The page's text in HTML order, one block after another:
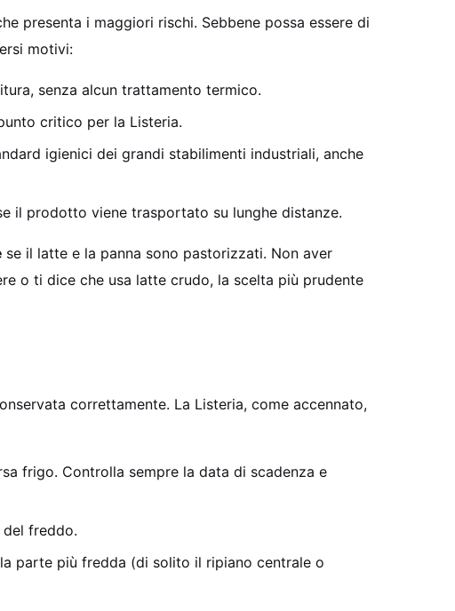
presenta i maggiori rischi. Sebbene possa essere di
motivi:
senza alcun trattamento termico.
critico per la Listeria.
igienici dei grandi stabilimenti industriali, anche
il prodotto viene trasportato su lunghe distanze.
se il latte e la panna sono pastorizzati. Non aver
o ti dice che usa latte crudo, la scelta più prudente
correttamente. La Listeria, come accennato,
frigo. Controlla sempre la data di scadenza e
del freddo.
parte più fredda (di solito il ripiano centrale o